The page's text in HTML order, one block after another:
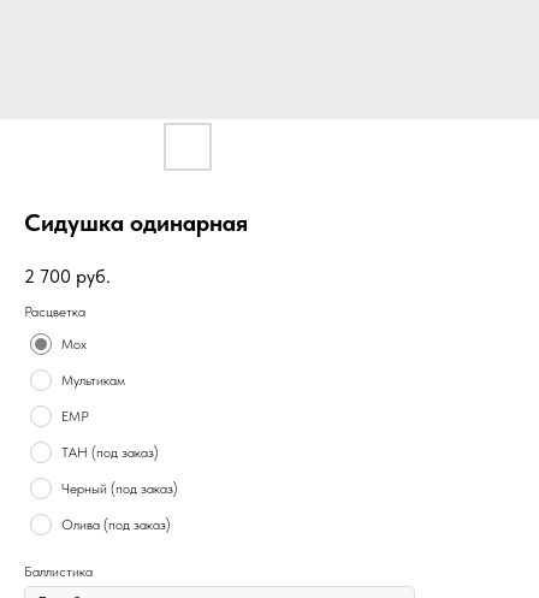
Сидушка одинарная
2 700 руб.
Расцветка
Мох
Мультикам
ЕМР
ТАН (под заказ)
Черный (под заказ)
Олива (под заказ)
Баллистика